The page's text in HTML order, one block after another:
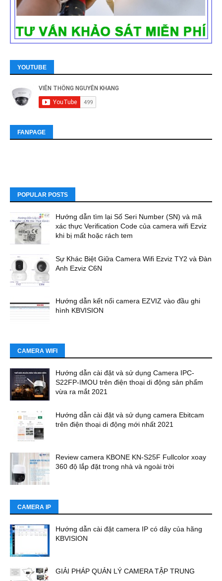
YOUTUBE
FANPAGE
POPULAR POSTS
Hướng dẫn tìm lại Số Seri Number (SN) và mã
xác thực Verification Code của camera wifi Ezviz
khi bị mất hoặc rách tem
Sự Khác Biệt Giữa Camera Wifi Ezviz TY2 và Đàn
Anh Ezviz C6N
Hướng dẫn kết nối camera EZVIZ vào đầu ghi
hình KBVISION
CAMERA WIFI
Hướng dẫn cài đặt và sử dụng Camera IPC-
S22FP-IMOU trên điện thoại di động sản phẩm
vừa ra mắt 2021
Hướng dẫn cài đặt và sử dụng camera Ebitcam
trên điện thoại di động mới nhất 2021
Review camera KBONE KN-S25F Fullcolor xoay
360 độ lắp đặt trong nhà và ngoài trời
CAMERA IP
Hướng dẫn cài đặt camera IP có dây của hãng
KBVISION
GIẢI PHÁP QUẢN LÝ CAMERA TẬP TRUNG